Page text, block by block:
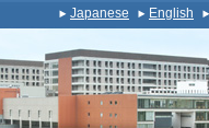
Japanese English